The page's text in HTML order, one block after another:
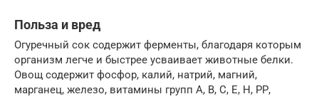
Польза и вред
Огуречный сок содержит ферменты, благодаря которым
организм легче и быстрее усваивает животные белки.
Овощ содержит фосфор, калий, натрий, магний,
марганец, железо, витамины групп А, В, С, Е, Н, РР,